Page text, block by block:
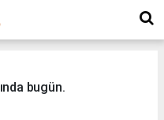
bugün.